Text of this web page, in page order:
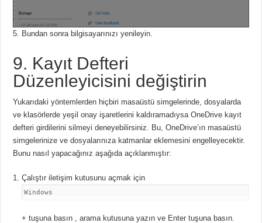
Bundan sonra bilgisayarınızı yenileyin.
9. Kayıt Defteri
Düzenleyicisini değiştirin
Yukarıdaki yöntemlerden hiçbiri masaüstü simgelerinde, dosyalarda
ve klasörlerde yeşil onay işaretlerini kaldıramadıysa OneDrive kayıt
defteri girdilerini silmeyi deneyebilirsiniz. Bu, OneDrive’ın masaüstü
simgelerinize ve dosyalarınıza katmanlar eklemesini engelleyecektir.
Bunu nasıl yapacağınız aşağıda açıklanmıştır:
Çalıştır iletişim kutusunu açmak için
Windows
+tuşuna basın ,arama kutusuna yazın ve Enter tuşuna basın.